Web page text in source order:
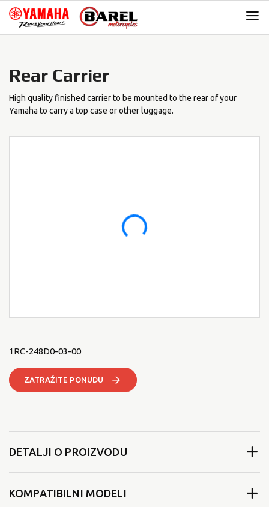
Skip
navigation
Skip
content
Rear Carrier
High quality finished carrier to be mounted to the rear of your
Yamaha to carry a top case or other luggage.
1RC-248D0-03-00
ZATRAŽITE PONUDU
DETALJI O PROIZVODU
KOMPATIBILNI MODELI